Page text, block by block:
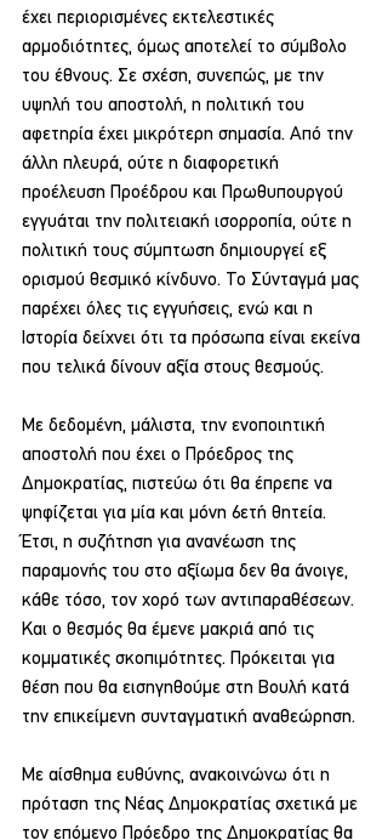
έχει περιορισμένες εκτελεστικές
αρμοδιότητες, όμως αποτελεί το σύμβολο
του έθνους. Σε σχέση, συνεπώς, με την
υψηλή του αποστολή, η πολιτική του
αφετηρία έχει μικρότερη σημασία. Από την
άλλη πλευρά, ούτε η διαφορετική
προέλευση Προέδρου και Πρωθυπουργού
εγγυάται την πολιτειακή ισορροπία, ούτε η
πολιτική τους σύμπτωση δημιουργεί εξ
ορισμού θεσμικό κίνδυνο. Το Σύνταγμά μας
παρέχει όλες τις εγγυήσεις, ενώ και η
Ιστορία δείχνει ότι τα πρόσωπα είναι εκείνα
που τελικά δίνουν αξία στους θεσμούς.
Με δεδομένη, μάλιστα, την ενοποιητική
αποστολή που έχει ο Πρόεδρος της
Δημοκρατίας, πιστεύω ότι θα έπρεπε να
ψηφίζεται για μία και μόνη 6ετή θητεία.
Έτσι, η συζήτηση για ανανέωση της
παραμονής του στο αξίωμα δεν θα άνοιγε,
κάθε τόσο, τον χορό των αντιπαραθέσεων.
Και ο θεσμός θα έμενε μακριά από τις
κομματικές σκοπιμότητες. Πρόκειται για
θέση που θα εισηγηθούμε στη Βουλή κατά
την επικείμενη συνταγματική αναθεώρηση.
Με αίσθημα ευθύνης, ανακοινώνω ότι η
πρόταση της Νέας Δημοκρατίας σχετικά με
τον επόμενο Πρόεδρο της Δημοκρατίας θα